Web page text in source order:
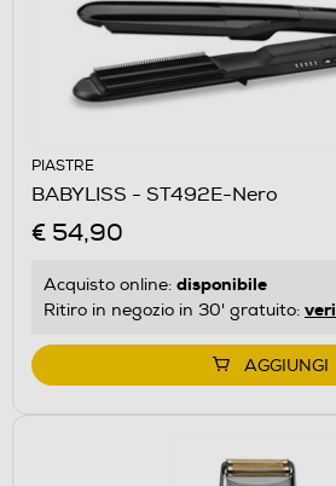
PIASTRE
BABYLISS - ST492E-Nero
€ 54,90
Acquisto online: disponibile
Ritiro in negozio in 30' gratuito:
AGGIUNGI